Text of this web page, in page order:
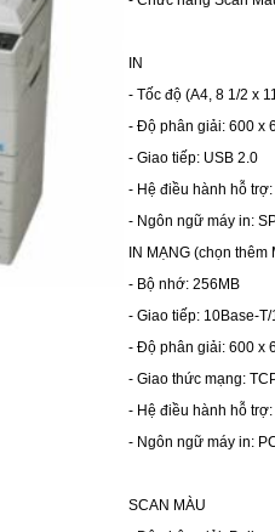
IN
- Tốc độ (A4, 8 1/2 x
- Độ phân giải: 600 x
- Giao tiếp: USB 2.0
- Hệ điều hành hỗ
- Ngôn ngữ máy in:
IN MẠNG (chọn thêm
- Bộ nhớ: 256MB
- Giao tiếp: 10Base-
- Độ phân giải: 600 x
- Giao thức mạng:
- Hệ điều hành hỗ
- Ngôn ngữ máy in:
SCAN MÀU